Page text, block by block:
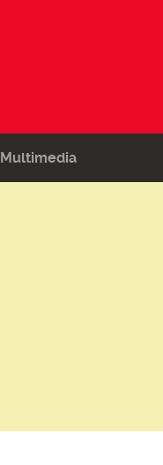
Multimedia